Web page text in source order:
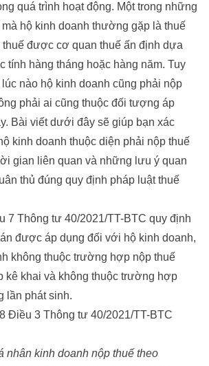
quá trình hoạt động. Một trong những
mà hộ kinh doanh thường gặp là thuế
thuế được cơ quan thuế ấn định dựa
tính hàng tháng hoặc hàng năm. Tuy
nào hộ kinh doanh cũng phải nộp
phải ai cũng thuộc đối tượng áp
Bài viết dưới đây sẽ giúp bạn xác
kinh doanh thuộc diện phải nộp thuế
gian liên quan và những lưu ý quan
thủ đúng quy định pháp luật thuế
7 Thông tư 40/2021/TT-BTC quy định
được áp dụng đối với hộ kinh doanh,
không thuộc trường hợp nộp thuế
kê khai và không thuộc trường hợp
lần phát sinh.
Điều 3 Thông tư 40/2021/TT-BTC
nhân kinh doanh nộp thuế theo